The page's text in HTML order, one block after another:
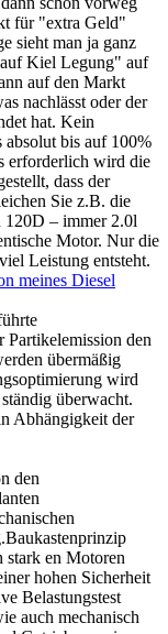
für "extra Geld"
sieht man ja ganz
Kiel Legung" auf
auf den Markt
nachlässt oder der
hat. Kein
bis auf 100%
erforderlich wird die
dass der
Sie z.B. die
– immer 2.0l
Motor. Nur die
Leistung entsteht.
meines Diesel
Partikelemission den
übermäßig
wird
überwacht.
Abhängigkeit der
den
stark en Motoren
hohen Sicherheit
Belastungstest
auch mechanisch